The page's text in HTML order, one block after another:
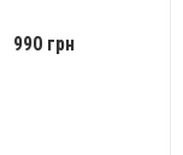
990 грн